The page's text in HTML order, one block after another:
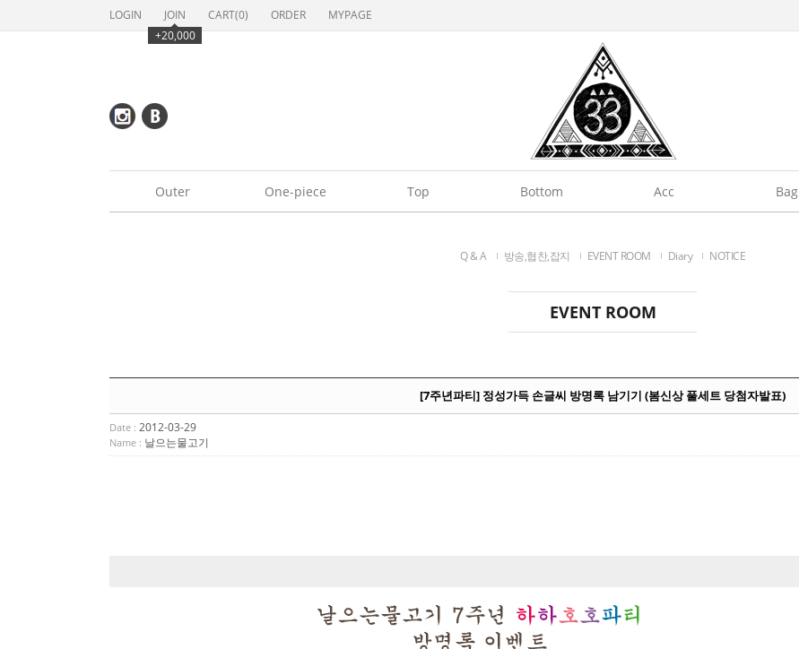
LOGIN
JOIN
+20,000
CART(0) ORDER MYPAGE
Outer One-piece Top Bottom Acc Bag
Q & A 방송,협찬,잡지 EVENT ROOM Diary NOTICE
EVENT ROOM
[7주년파티] 정성가득 손글씨 방명록 남기기 (봄신상 풀세트 당첨자발표)
Date : 2012-03-29
Name : 날으는물고기